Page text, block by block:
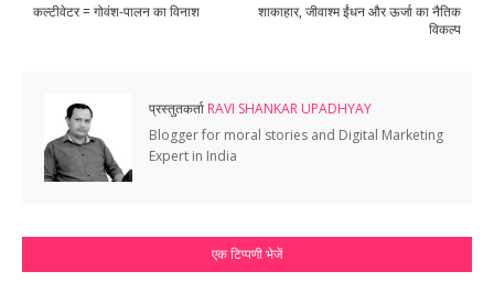
शाकाहार, जीवाश्म ईंधन और ऊर्जा का नैतिक
विकल्प
कल्टीवेटर = गोवंश-पालन का विनाश
प्रस्तुतकर्ता RAVI SHANKAR UPADHYAY
Blogger for moral stories and Digital Marketing
Expert in India
एक टिप्पणी भेजें